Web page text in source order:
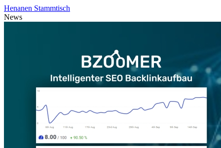
Henanen Stammtisch
News